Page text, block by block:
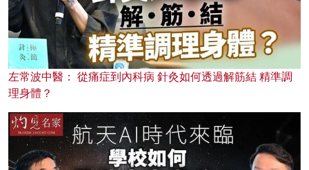
左常波中醫： 從痛症到內科病 針灸如何透過解筋結 精準調
理身體？